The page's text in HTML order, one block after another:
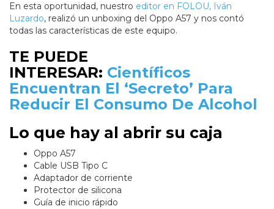
En esta oportunidad, nuestro editor en FOLOU, Iván
Luzardo, realizó un unboxing del Oppo A57 y nos contó
todas las características de este equipo.
TE PUEDE
INTERESAR: Científicos
Encuentran El ‘Secreto’ Para
Reducir El Consumo De Alcohol
Lo que hay al abrir su caja
Oppo A57
Cable USB Tipo C
Adaptador de corriente
Protector de silicona
Guía de inicio rápido